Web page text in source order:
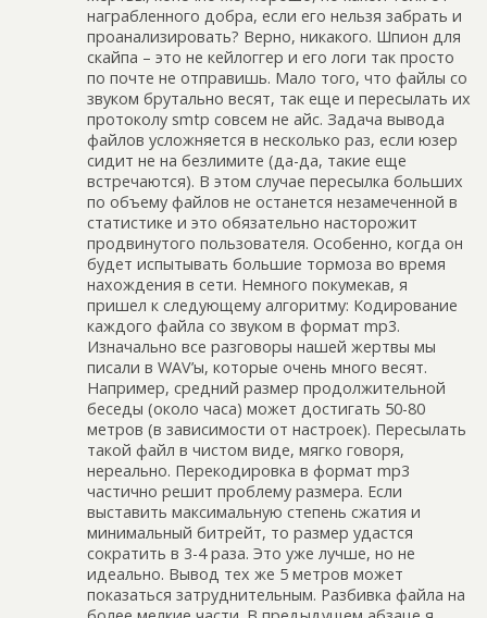
награбленного добра, если его нельзя забрать и
проанализировать? Верно, никакого. Шпион для
скайпа – это не кейлоггер и его логи так просто
по почте не отправишь. Мало того, что файлы со
звуком брутально весят, так еще и пересылать их
протоколу smtp совсем не айс. Задача вывода
файлов усложняется в несколько раз, если юзер
сидит не на безлимите (да-да, такие еще
встречаются). В этом случае пересылка больших
по объему файлов не останется незамеченной в
статистике и это обязательно насторожит
продвинутого пользователя. Особенно, когда он
будет испытывать большие тормоза во время
нахождения в сети. Немного покумекав, я
пришел к следующему алгоритму: Кодирование
каждого файла со звуком в формат mp3.
Изначально все разговоры нашей жертвы мы
писали в WAV’ы, которые очень много весят.
Например, средний размер продолжительной
беседы (около часа) может достигать 50-80
метров (в зависимости от настроек). Пересылать
такой файл в чистом виде, мягко говоря,
нереально. Перекодировка в формат mp3
частично решит проблему размера. Если
выставить максимальную степень сжатия и
минимальный битрейт, то размер удастся
сократить в 3-4 раза. Это уже лучше, но не
идеально. Вывод тех же 5 метров может
показаться затруднительным. Разбивка файла на